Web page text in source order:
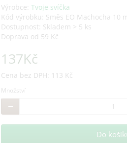
Výrobce: Tvoje svíčka
Kód výrobku: Směs EO Machocha 10
Dostupnost: Skladem > 5 ks
Doprava od 59 Kč
137Kč
Cena bez DPH: 113 Kč
Množství
Do